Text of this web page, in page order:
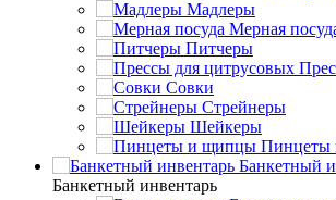
Мадлеры
Мерная
Питчеры
Совки
Стрейнеры
Шейкеры
Банкетный
Банкетный инвентарь